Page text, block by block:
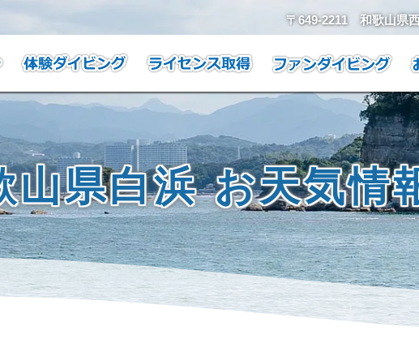
〒649-2211 和歌山県
山県白浜 お天気情